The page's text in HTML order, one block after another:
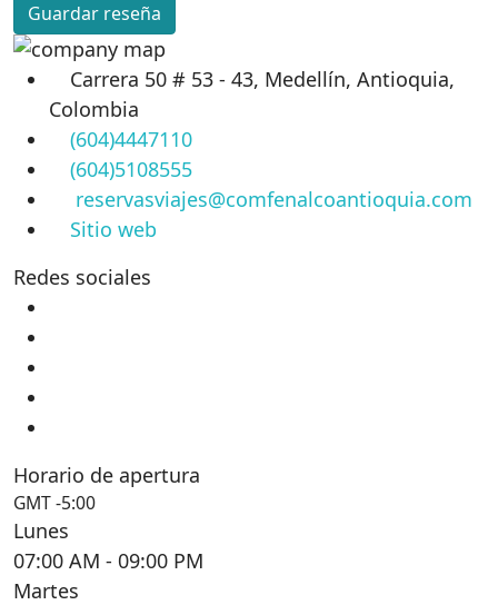
Guardar reseña
Carrera 50 # 53 - 43, Medellín, Antioquia,
Colombia
(604)4447110
(604)5108555
reservasviajes@comfenalcoantioquia.com
Sitio web
Redes sociales
Horario de apertura
GMT -5:00
Lunes
07:00 AM - 09:00 PM
Martes